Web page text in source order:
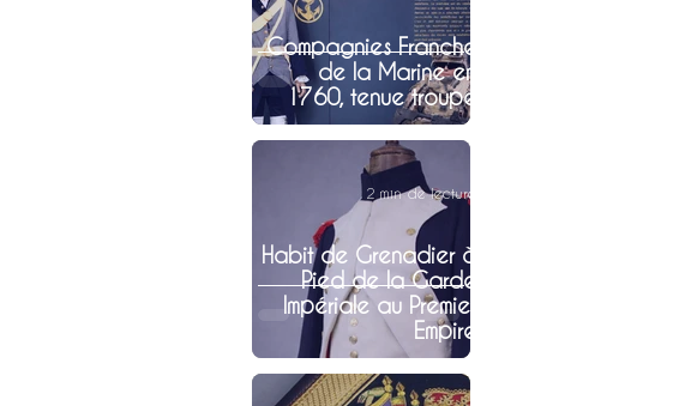
Compagnies Franche
de la Marine en
1760, tenue troupe
Habit de Grenadier à
Pied de la Garde
Impériale au Premier
Empire
2 min de lecture